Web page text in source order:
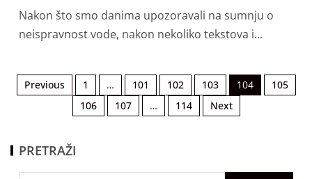
Nakon što smo danima upozoravali na sumnju o
neispravnost vode, nakon nekoliko tekstova i...
Previous 1 … 101 102 103 104
105
106
107 … 114 Next
PRETRAŽI